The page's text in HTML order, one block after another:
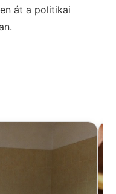
át a politikai